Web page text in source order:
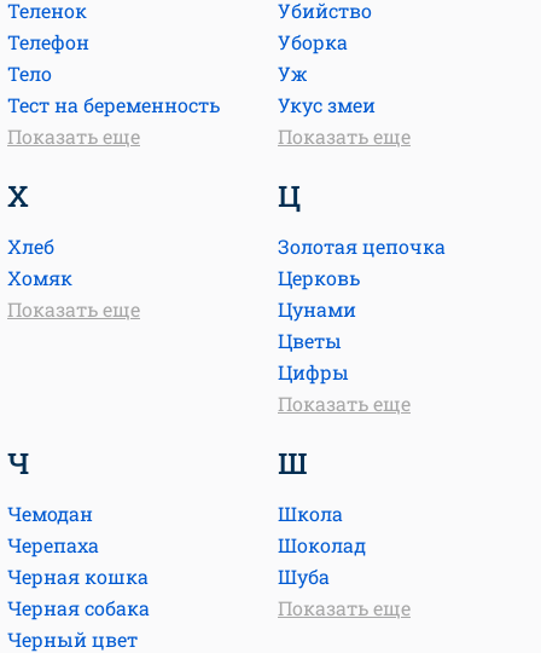
Теленок
Телефон
Тело
Тест на беременность
Показать еще
Убийство
Уборка
Уж
Укус змеи
Показать еще
Х
Хлеб
Хомяк
Показать еще
Ц
Золотая цепочка
Церковь
Цунами
Цветы
Цифры
Показать еще
Ч
Чемодан
Черепаха
Черная кошка
Черная собака
Черный цвет
Ш
Школа
Шоколад
Шуба
Показать еще